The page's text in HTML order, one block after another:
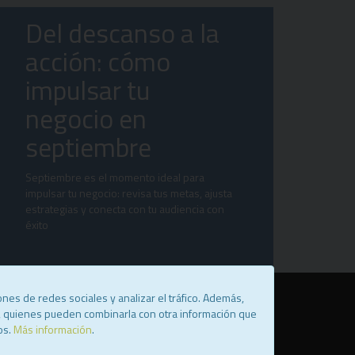
Del descanso a la
acción: cómo
impulsar tu
negocio en
septiembre
Septiembre es el momento ideal para
impulsar tu negocio: revisa tus metas, ajusta
estrategias y conecta con tu audiencia con
éxito
de redes sociales y analizar el tráfico. Además,
pueden combinarla con otra información que
Más información.